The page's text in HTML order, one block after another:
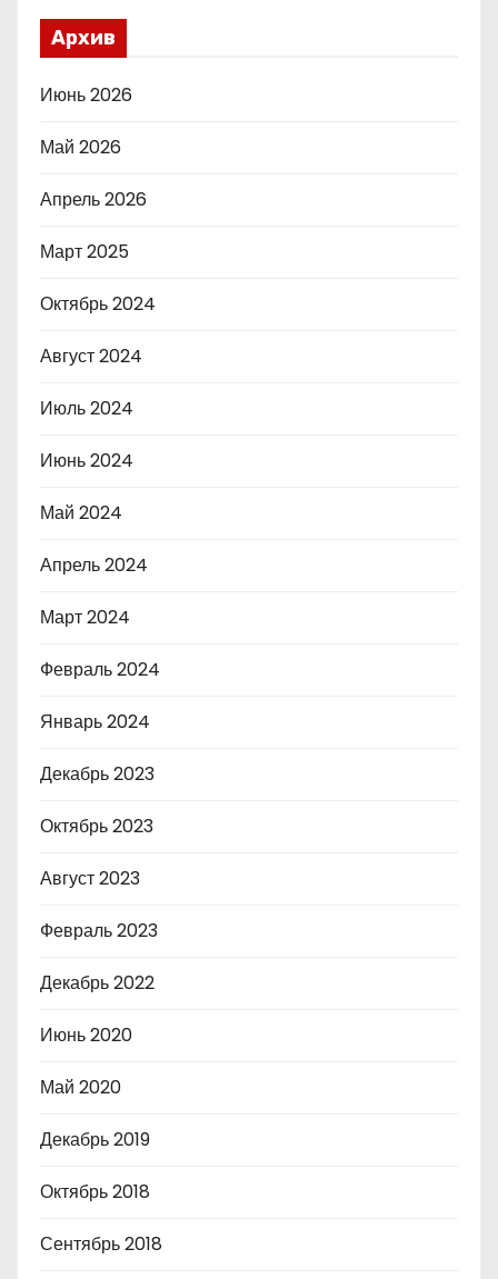
Архив
Июнь 2026
Май 2026
Апрель 2026
Март 2025
Октябрь 2024
Август 2024
Июль 2024
Июнь 2024
Май 2024
Апрель 2024
Март 2024
Февраль 2024
Январь 2024
Декабрь 2023
Октябрь 2023
Август 2023
Февраль 2023
Декабрь 2022
Июнь 2020
Май 2020
Декабрь 2019
Октябрь 2018
Сентябрь 2018